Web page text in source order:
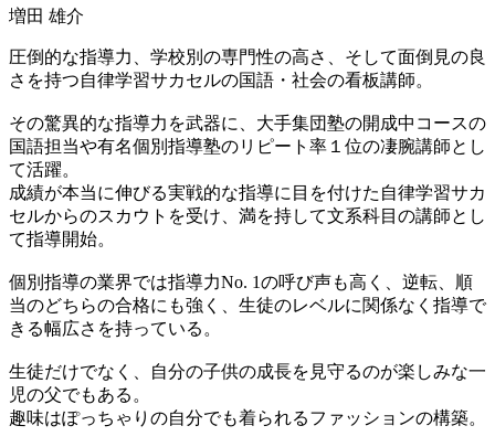
増田 雄介
圧倒的な指導力、学校別の専門性の高さ、そして面倒見の良
さを持つ自律学習サカセルの国語・社会の看板講師。
その驚異的な指導力を武器に、大手集団塾の開成中コースの
国語担当や有名個別指導塾のリピート率１位の凄腕講師とし
て活躍。
成績が本当に伸びる実戦的な指導に目を付けた自律学習サカ
セルからのスカウトを受け、満を持して文系科目の講師とし
て指導開始。
個別指導の業界では指導力No. 1の呼び声も高く、逆転、順
当のどちらの合格にも強く、生徒のレベルに関係なく指導で
きる幅広さを持っている。
生徒だけでなく、自分の子供の成長を見守るのが楽しみな一
児の父でもある。
趣味はぽっちゃりの自分でも着られるファッションの構築。